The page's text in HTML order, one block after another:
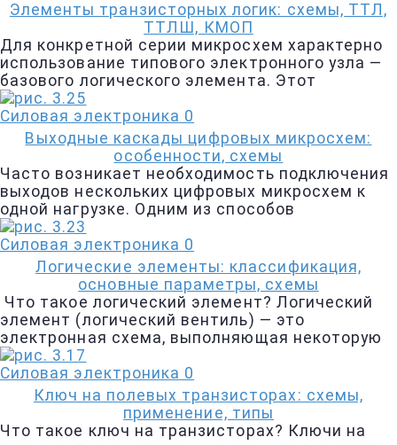
Элементы транзисторных логик: схемы, ТТЛ,
ТТЛШ, КМОП
Для конкретной серии микросхем характерно
использование типового электронного узла —
базового логического элемента. Этот
Силовая электроника 0
Выходные каскады цифровых микросхем:
особенности, схемы
Часто возникает необходимость подключения
выходов нескольких цифровых микросхем к
одной нагрузке. Одним из способов
Силовая электроника 0
Логические элементы: классификация,
основные параметры, схемы
Что такое логический элемент? Логический
элемент (логический вентиль) — это
электронная схема, выполняющая некоторую
Силовая электроника 0
Ключ на полевых транзисторах: схемы,
применение, типы
Что такое ключ на транзисторах? Ключи на